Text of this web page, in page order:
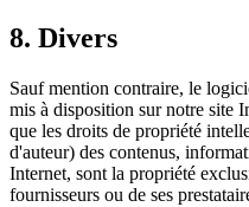
8. Divers
Sauf mention contraire, le
mis à disposition sur notre site
que les droits de propriété
d'auteur) des contenus,
Internet, sont la propriété
fournisseurs ou de ses